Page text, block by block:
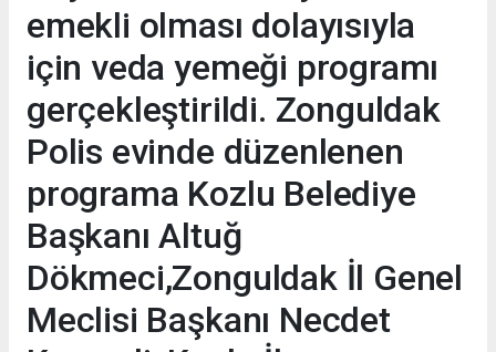
emekli olması dolayısıyla
için veda yemeği programı
gerçekleştirildi. Zonguldak
Polis evinde düzenlenen
programa Kozlu Belediye
Başkanı Altuğ
Dökmeci,Zonguldak İl Genel
Meclisi Başkanı Necdet